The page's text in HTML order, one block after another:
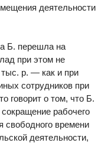
деятельности
Б. перешла на
при этом не
тыс. р. — как и при
сотрудников при
говорит о том, что Б.
рабочего
времени
деятельности,